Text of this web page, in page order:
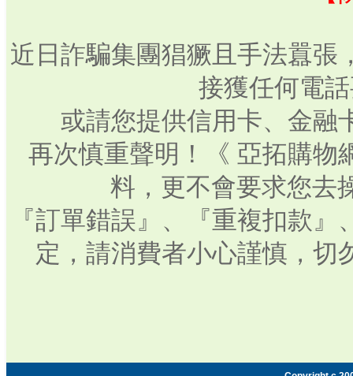
近日詐騙集團猖獗且手法囂張
接獲任何電
或請您提供信用卡、金融
再次慎重聲明！《 亞拓購物
料，更不會要求您去
『訂單錯誤』、『重複扣款
定，請消費者小心謹慎，切